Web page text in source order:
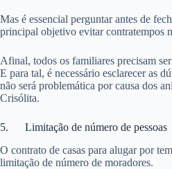
Mas é essencial perguntar antes de
principal objetivo evitar contratempos
Afinal, todos os familiares precisam
E para tal, é necessário esclarecer as
não será problemática por causa dos
Crisólita.
5. Limitação de número de pessoas
O contrato de casas para alugar por
limitação de número de moradores.